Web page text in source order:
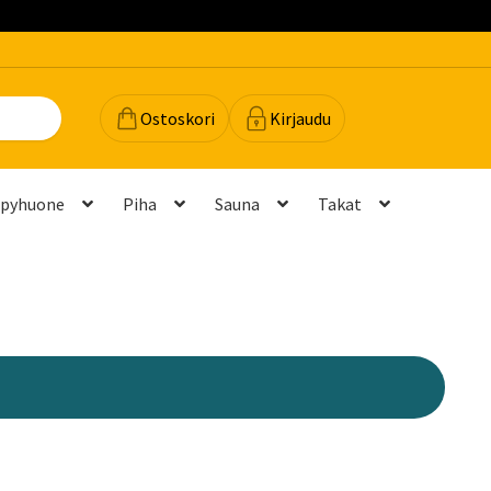
Ostoskori Kirjaudu
Piha Sauna
Takat
Palautukset ja vaihdotPalvelutPeruuttamispyyntö
ja mittatilausratkaisutTakuu ja tuki